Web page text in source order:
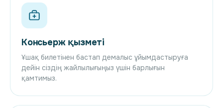
Консьерж қызметі
Ұшақ билетінен бастап демалыс ұйымдастыруға
дейін сіздің жайлылығыңыз үшін барлығын
қамтимыз.